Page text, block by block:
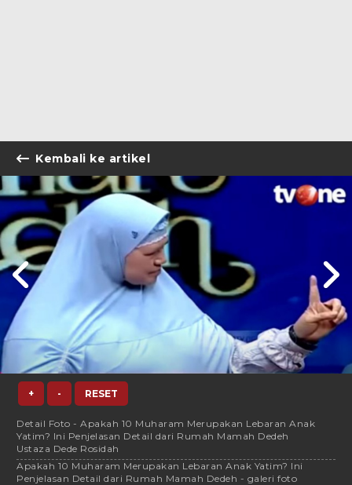
Kembali ke artikel
+ - RESET
Detail Foto - Apakah 10 Muharam Merupakan Lebaran Anak
Yatim? Ini Penjelasan Detail dari Rumah Mamah Dedeh
Ustaza Dede Rosidah
Apakah 10 Muharam Merupakan Lebaran Anak Yatim? Ini
Penjelasan Detail dari Rumah Mamah Dedeh - galeri foto